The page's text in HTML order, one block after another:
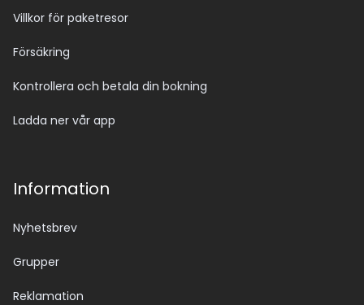
Villkor för paketresor
Försäkring
Kontrollera och betala din bokning
Ladda ner vår app
Information
Nyhetsbrev
Grupper
Reklamation